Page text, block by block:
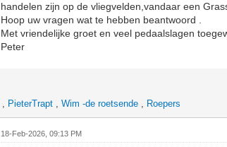
handelen zijn op de vliegvelden,vandaar een
Hoop uw vragen wat te hebben beantwoord .
Met vriendelijke groet en veel pedaalslagen
Peter
, PieterTrapt ,Wim -de roetsende , Roepers
18-Feb-2026, 09:13 PM